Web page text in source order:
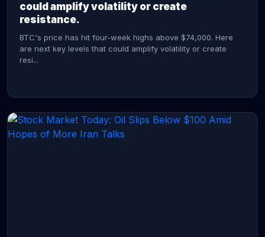
could amplify volatility or create
resistance.
BTC's price has hit four-week highs above $74,000. Here
are next key levels that could amplify volatility or create
resi...